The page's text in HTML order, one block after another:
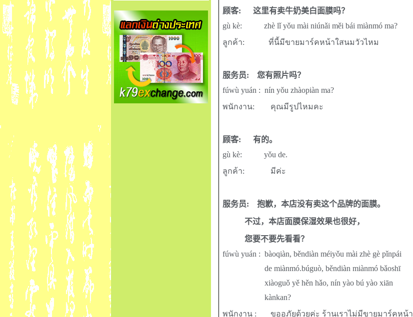
顾客: 这里有卖牛奶美白面膜吗？
gù kè: zhè lǐ yǒu mài niúnǎi měi bái miànmó ma?
ลูกค้า:
ที่นี้มีขายมาร์คหน้าใสนมวัวไหม
服务员:您有照片吗？
fúwù yuán : nín yǒu zhàopiàn ma?
พนักงาน: คุณมีรูปไหมคะ
顾客:
有的。
gù kè: yǒu de.
ลูกค้า:
มีค่ะ
服务员:抱歉，本店没有卖这个品牌的面膜。
不过，本店面膜保湿效果也很好，
您要不要先看看？
fúwù yuán : bàoqiàn, běndiàn méiyǒu mài zhè gè pǐnpái
de miànmó.búguò, běndiàn miànmó bǎoshī
xiàoguǒ yě hěn hǎo, nín yào bú yào xiān
kànkan?
พนักงาน :
ขออภัยด้วยค่ะ ร้านเราไม่มีขายมาร์คหน้า